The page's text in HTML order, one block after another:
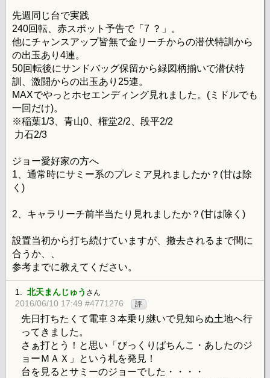
先週同じ台で実践
240回転、赤スポット予告で「7 ？」。
他にチャンスアップ皆無で金リーチからの潜伏特訓から
の出玉あり4連。
50回転後にサンドバッグ保留から緑図柄揃いで潜伏特
訓、激闘からの出玉あり25連。
MAXでやっとホセエンディング見れました。(ミドルでも
一回だけ)。
※稲葉1/3、青山0、権堂2/2、段平2/2
力石2/3
ジョー愛好家の方へ
1、通常時にサミー系のプレミア見れましたか？(甘は除
く)
2、キャラリーチ前半当たり見れましたか？(甘は除く)
設置当初から打ち続けていますが、撤去されるまで間に
合うか、、
参考までに教えてください。
1. 北天まんじゅう さん
2016/06/10 17:49 #4771276 評
先日打ちたくて電車３本乗り継いで見知らぬ土地へ行
ってきました。
さぁ打とう！と思い「びっくりぱちんこ・あしたのジ
ョーＭＡＸ」という札を発見！
台を見るとサミーのジョーでした・・・・